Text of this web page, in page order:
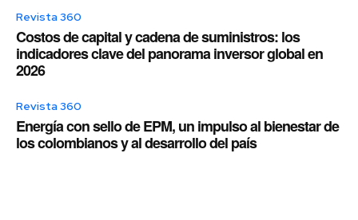
Revista 360
Costos de capital y cadena de suministros: los
indicadores clave del panorama inversor global en
2026
Revista 360
Energía con sello de EPM, un impulso al bienestar de
los colombianos y al desarrollo del país